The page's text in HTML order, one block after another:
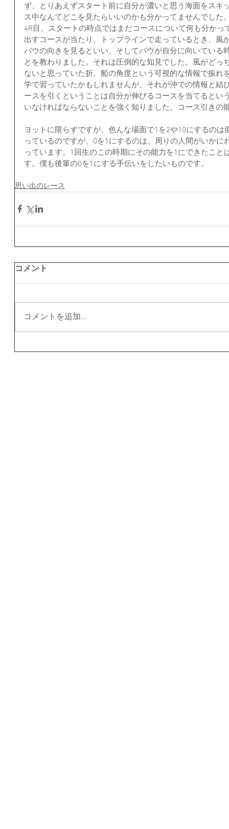
ず、とりあえずスタート前に自分が濃いと思う海面をスキ
ス中なんてどこを見たらいいのかも分かってませんでした
4R目、スタートの時点ではまだコースについて何も分か
出すコースが当たり、トップラインで走っているとき、風
バウの向きを見るといい、そしてバウが自分に向いている
とを教わりました。それは圧倒的な知見でした。風がどっ
ないと思っていた折、船の角度という可視的な情報で振れ
学で習っていたかもしれませんが、それが沖での情報と結
ースを引くということは自分が伸びるコースを当てるとい
いなければならないことを強く知りました。コース引きの
ヨットに限らずですが、色んな場面で1を2や10にするの
っているのですが、0を1にするのは、周りの人間がいかに
っています。1回生のこの時期にその能力を1にできたこと
す。僕も後輩の0を1にする手伝いをしたいものです。
思い出のレース
コメント
コメントを追加…